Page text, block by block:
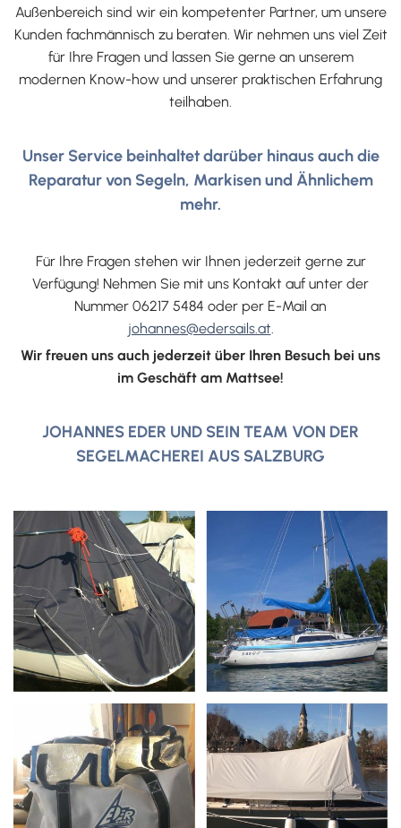
Außenbereich sind wir ein kompetenter Partner, um unsere
Kunden fachmännisch zu beraten. Wir nehmen uns viel Zeit
für Ihre Fragen und lassen Sie gerne an unserem
modernen Know-how und unserer praktischen Erfahrung
teilhaben.
Unser Service beinhaltet darüber hinaus auch die
Reparatur von Segeln, Markisen und Ähnlichem
mehr.
Für Ihre Fragen stehen wir Ihnen jederzeit gerne zur
Verfügung! Nehmen Sie mit uns Kontakt auf unter der
Nummer 06217 5484 oder per E-Mail an
johannes@edersails.at.
Wir freuen uns auch jederzeit über Ihren Besuch bei uns
im Geschäft am Mattsee!
JOHANNES EDER UND SEIN TEAM VON DER
SEGELMACHEREI AUS SALZBURG